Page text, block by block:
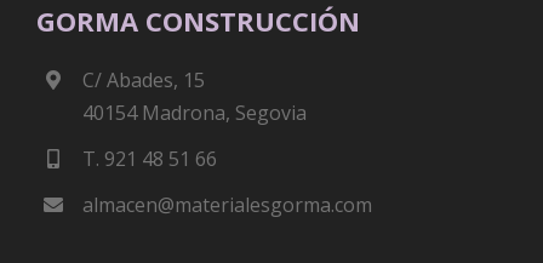
GORMA CONSTRUCCIÓN
C/ Abades, 15
40154 Madrona, Segovia
T. 921 48 51 66
almacen@materialesgorma.com